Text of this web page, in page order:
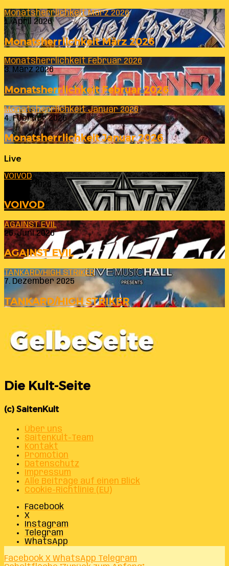
Monatsherrlichkeit März 2026
1. April 2026
Monatsherrlichkeit März 2026
Monatsherrlichkeit Februar 2026
3. März 2026
Monatsherrlichkeit Februar 2026
Monatsherrlichkeit Januar 2026
4. Februar 2026
Monatsherrlichkeit Januar 2026
Live
VOIVOD
23. Juli 2026
VOIVOD
AGAINST EVIL
26. Juni 2026
AGAINST EVIL
TANKARD/HIGH STRIKER
7. Dezember 2025
TANKARD/HIGH STRIKER
Die Kult-Seite
(c) SaitenKult
Über uns
SaitenKult-Team
Kontakt
Promotion
Datenschutz
Impressum
Alle Beiträge auf einen Blick
Cookie-Richtlinie (EU)
Facebook
X
Instagram
Telegram
WhatsApp
Facebook X WhatsApp Telegram